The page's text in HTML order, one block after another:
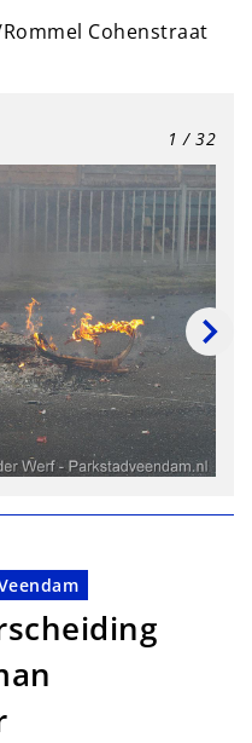
Cohenstraat
1 / 32